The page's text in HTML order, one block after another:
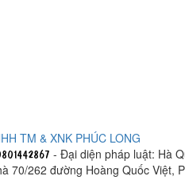
TM & XNK PHÚC LONG
- Đại diện pháp luật: Hà
70/262 đường Hoàng Quốc Việt,